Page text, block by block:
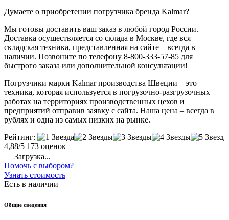
Думаете о приобретении погрузчика бренда Kalmar?
Мы готовы доставить ваш заказ в любой город России.
Доставка осуществляется со склада в Москве, где вся
складская техника, представленная на сайте – всегда в
наличии. Позвоните по телефону 8-800-333-57-85 для
быстрого заказа или дополнительной консультации!
Погрузчики марки Kalmar производства Швеции – это
техника, которая используется в погрузочно-разгрузочных
работах на территориях производственных цехов и
предприятий отправив заявку с сайта. Наша цена – всегда в
рублях и одна из самых низких на рынке.
Рейтинг:
4,88/5 173 оценок
Загрузка...
Помочь с выбором?
Узнать стоимость
Есть в наличии
Общие сведения